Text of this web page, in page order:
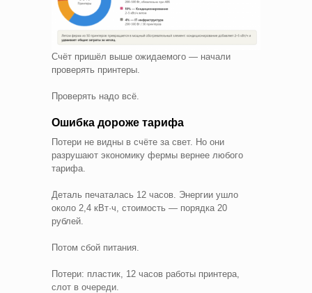
Счёт пришёл выше ожидаемого — начали
проверять принтеры.
Проверять надо всё.
Ошибка дороже тарифа
Потери не видны в счёте за свет. Но они
разрушают экономику фермы вернее любого
тарифа.
Деталь печаталась 12 часов. Энергии ушло
около 2,4 кВт·ч, стоимость — порядка 20
рублей.
Потом сбой питания.
Потери: пластик, 12 часов работы принтера,
слот в очереди.